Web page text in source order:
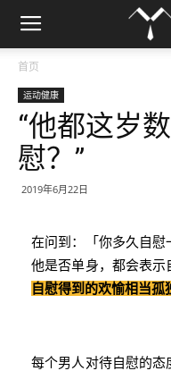
首页
运动健康
“他都这岁
慰？”
2019年6月22日
在问到：「你多久自
他是否单身，都会表示
自慰得到的欢愉相当孤
每个男人对待自慰的态